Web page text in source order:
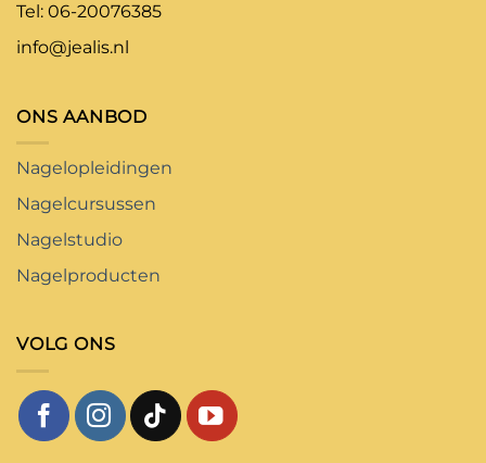
Tel: 06-20076385
info@jealis.nl
ONS AANBOD
Nagelopleidingen
Nagelcursussen
Nagelstudio
Nagelproducten
VOLG ONS